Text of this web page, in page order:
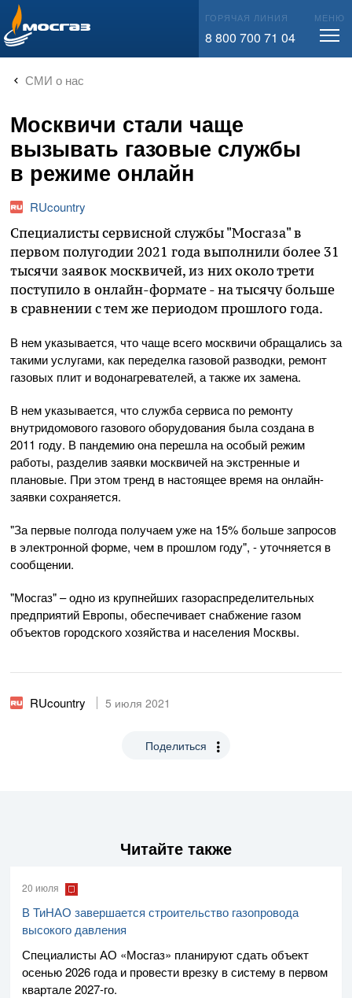
info@mos-gaz.ru ГОРЯЧАЯ ЛИНИЯ
8 800 700 71 04
МЕНЮ
СМИ о нас
Москвичи стали чаще
вызывать газовые службы
в режиме онлайн
RUcountry
Специалисты сервисной службы "Мосгаза" в
первом полугодии 2021 года выполнили более 31
тысячи заявок москвичей, из них около трети
поступило в онлайн-формате - на тысячу больше
в сравнении с тем же периодом прошлого года.
В нем указывается, что чаще всего москвичи обращались за
такими услугами, как переделка газовой разводки, ремонт
газовых плит и водонагревателей, а также их замена.
В нем указывается, что служба сервиса по ремонту
внутридомового газового оборудования была создана в
2011 году. В пандемию она перешла на особый режим
работы, разделив заявки москвичей на экстренные и
плановые. При этом тренд в настоящее время на онлайн-
заявки сохраняется.
"За первые полгода получаем уже на 15% больше запросов
в электронной форме, чем в прошлом году", - уточняется в
сообщении.
"Мосгаз" – одно из крупнейших газораспределительных
предприятий Европы, обеспечивает снабжение газом
объектов городского хозяйства и населения Москвы.
RUcountry 5 июля 2021
Поделиться
Читайте также
20 июля
В ТиНАО завершается строительство газопровода
высокого давления
Специалисты АО «Мосгаз» планируют сдать объект
осенью 2026 года и провести врезку в систему в первом
квартале2027-го.